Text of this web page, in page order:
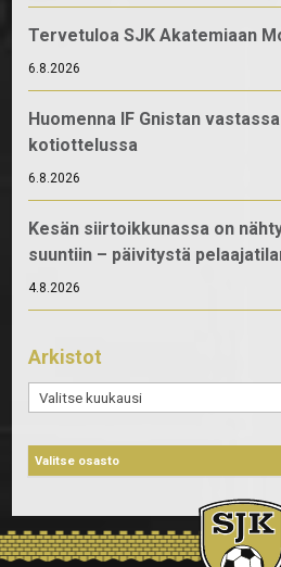
Tervetuloa SJK Akatemiaan
6.8.2026
Huomenna IF Gnistan
kotiottelussa
6.8.2026
Kesän siirtoikkunassa on
suuntiin – päivitystä
4.8.2026
Arkistot
Arkistot